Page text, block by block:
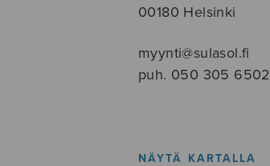
00180 Helsinki
myynti@sulasol.fi
puh. 050 305 6502
NÄYTÄ KARTALLA